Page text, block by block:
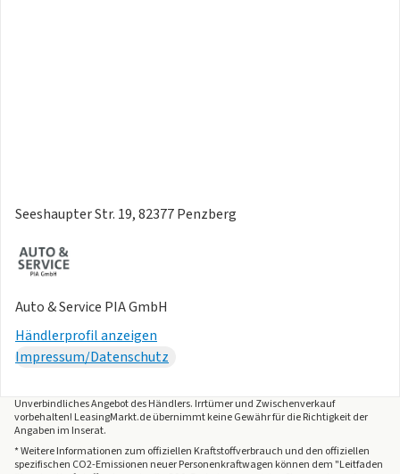
Seeshaupter Str. 19, 82377 Penzberg
Auto & Service PIA GmbH
Händlerprofil anzeigen
Impressum/Datenschutz
Unverbindliches Angebot desHändlers. Irrtümer und Zwischenverkauf
vorbehalten! LeasingMarkt.de übernimmt keine Gewähr für die Richtigkeit der
Angaben im Inserat.
* Weitere Informationen zum offiziellen Kraftstoffverbrauch und den offiziellen
spezifischen CO2-Emissionen neuer Personenkraftwagen können dem "Leitfaden